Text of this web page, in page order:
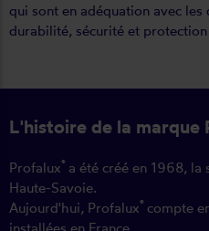
qui sont en adéquation avec
durabilité, sécurité et
L'histoire de la marque
Profalux® a été créé en 1968, la
Haute-Savoie.
Aujourd'hui, Profalux® compte